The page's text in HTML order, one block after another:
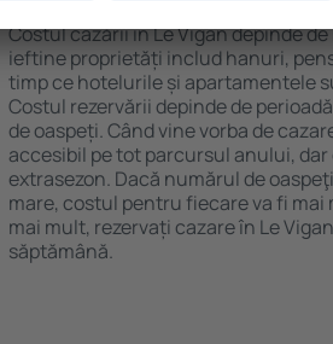
Costul cazării în Le Vigan depinde
ieftine proprietăți includ hanuri,
timp ce hotelurile și apartamentele
Costul rezervării depinde de
de oaspeți. Când vine vorba de
accesibil pe tot parcursul anului,
extrasezon. Dacă numărul de
mare, costul pentru fiecare va fi mai
mai mult, rezervați cazare în Le
săptămână.